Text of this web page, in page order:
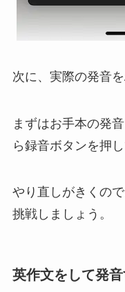
次に、実際の発音
まずはお手本の発
ら録音ボタンを押
やり直しがきくの
挑戦しましょう。
英作文をして発音